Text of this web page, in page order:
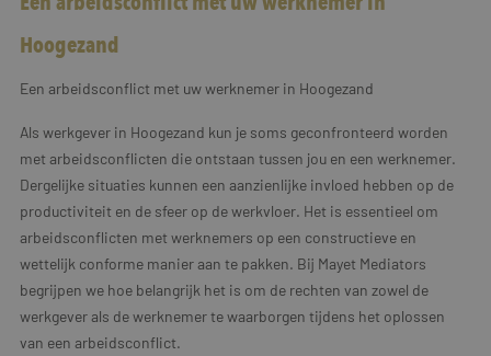
Hoogezand
Een arbeidsconflict met uw werknemer in Hoogezand
Als werkgever in Hoogezand kun je soms geconfronteerd worden
met arbeidsconflicten die ontstaan tussen jou en een werknemer.
Dergelijke situaties kunnen een aanzienlijke invloed hebben op de
productiviteit en de sfeer op de werkvloer. Het is essentieel om
arbeidsconflicten met werknemers op een constructieve en
wettelijk conforme manier aan te pakken. Bij Mayet Mediators
begrijpen we hoe belangrijk het is om de rechten van zowel de
werkgever als de werknemer te waarborgen tijdens het oplossen
van een arbeidsconflict.